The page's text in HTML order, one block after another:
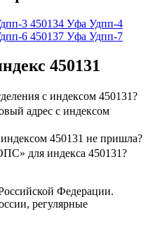
3 450134 Уфа Удпп-4
6 450137 Уфа Удпп-7
450131
с индексом 450131?
адрес с индексом
450131 не пришла?
для индекса 450131?
Федерации.
регулярные